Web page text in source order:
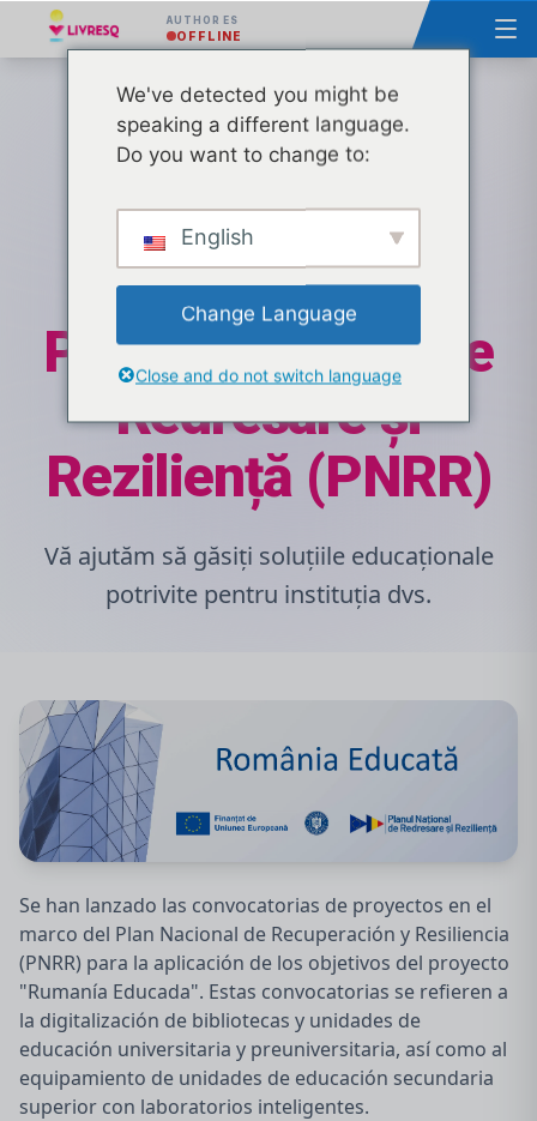
AUTHOR ES
OFFLINE
Digitalizarea
unităților de
învățământ prin
Planul Național de
Redresare și
Reziliență (PNRR)
Vă ajutăm să găsiți soluțiile educaționale
potrivite pentru instituția dvs.
Se han lanzado las convocatorias de proyectos en el
marco del Plan Nacional de Recuperación y Resiliencia
(PNRR) para la aplicación de los objetivos del proyecto
"Rumanía Educada". Estas convocatorias se refieren a
la digitalización de bibliotecas y unidades de
educación universitaria y preuniversitaria, así como al
equipamiento de unidades de educación secundaria
superior con laboratorios inteligentes.
We've detected you might be
speaking a different language.
Do you want to change to:
English
Change Language
Close and do not switch language